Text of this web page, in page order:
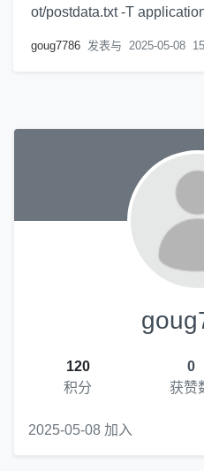
ot/postdata.txt -T
goug7786 发表与 2025-05-08
120
积分
0
获赞
2025-05-08 加入